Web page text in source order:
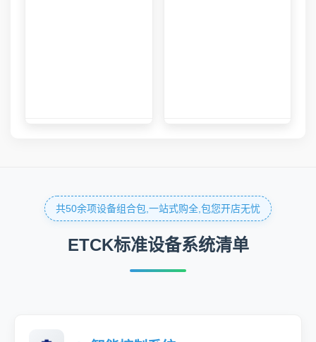
共50余项设备组合包,一站式购全,包您开店无忧
ETCK标准设备系统清单